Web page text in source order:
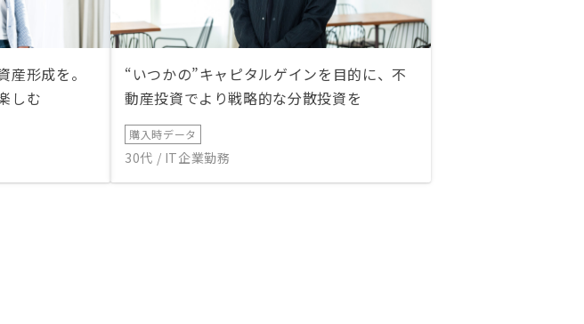
形成を。
しむ
“いつかの”キャピタルゲインを目的に、不
動産投資でより戦略的な分散投資を
購入時データ
30代 / IT企業勤務